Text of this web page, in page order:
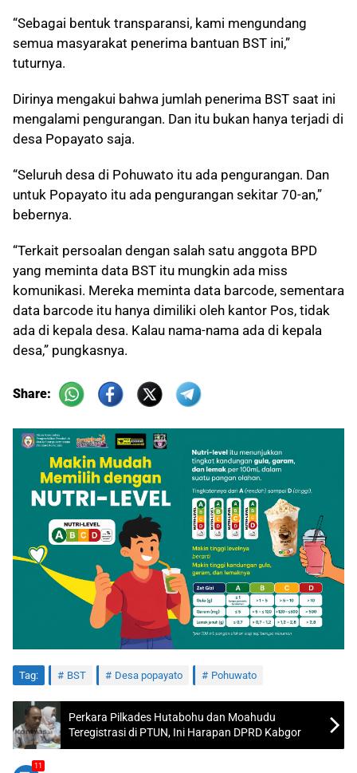
“Sebagai bentuk transparansi, kami mengundang
semua masyarakat penerima bantuan BST ini,”
tuturnya.
Dirinya mengakui bahwa jumlah penerima BST saat ini
mengalami pengurangan. Dan itu bukan hanya terjadi di
desa Popayato saja.
“Seluruh desa di Pohuwato itu ada pengurangan. Dan
untuk Popayato itu ada pengurangan sekitar 70-an,”
bebernya.
“Terkait persoalan dengan salah satu anggota BPD
yang meminta data BST itu mungkin ada miss
komunikasi. Mereka meminta data barcode, sementara
data barcode itu hanya dimiliki oleh kantor Pos, tidak
ada di kepala desa. Kalau nama-nama ada di kepala
desa,” pungkasnya.
Share:
Tag: BST Desa popayato Pohuwato
Perkara Pilkades Hutabohu dan Moahudu
Teregistrasi di PTUN, Ini Harapan DPRD Kabgor
11